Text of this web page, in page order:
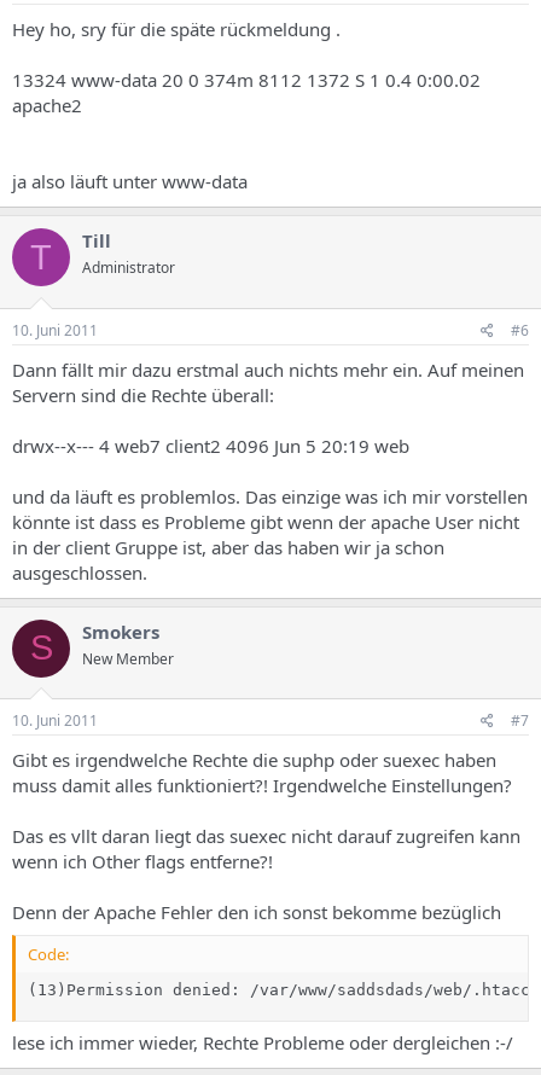
Hey ho, sry für die späte rückmeldung .
13324 www-data 20 0 374m 8112 1372 S 1 0.4 0:00.02
apache2
ja also läuft unter www-data
T Till
Administrator
10. Juni 2011 #6
Dann fällt mir dazu erstmal auch nichts mehr ein. Auf meinen
Servern sind die Rechte überall:
drwx--x--- 4 web7 client2 4096 Jun 5 20:19 web
und da läuft es problemlos. Das einzige was ich mir vorstellen
könnte ist dass es Probleme gibt wenn der apache User nicht
in der client Gruppe ist, aber das haben wir ja schon
ausgeschlossen.
S Smokers
New Member
10. Juni 2011 #7
Gibt es irgendwelche Rechte die suphp oder suexec haben
muss damit alles funktioniert?! Irgendwelche Einstellungen?
Das es vllt daran liegt das suexec nicht darauf zugreifen kann
wenn ich Other flags entferne?!
Denn der Apache Fehler den ich sonst bekomme bezüglich
Code:
(13)Permission denied: /var/www/saddsdads/web/
lese ich immer wieder, Rechte Probleme oder dergleichen :-/